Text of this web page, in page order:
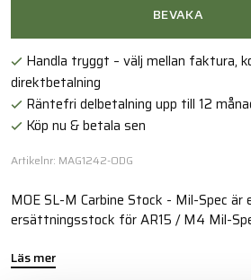
BEVAKA
Handla tryggt – välj mellan faktura,
direktbetalning
Räntefri delbetalning upp till 12
Köp nu & betala sen
Artikelnr: MAG1242-ODG
MOE SL-M Carbine Stock - Mil-Spec är
ersättningsstock för AR15 / M4 Mil-
Läs mer